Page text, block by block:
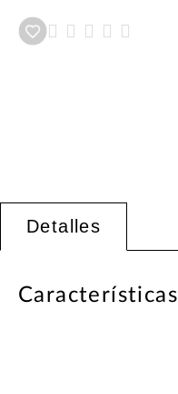
Detalles
Características